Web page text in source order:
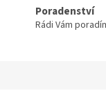
Poradenství
Rádi Vám